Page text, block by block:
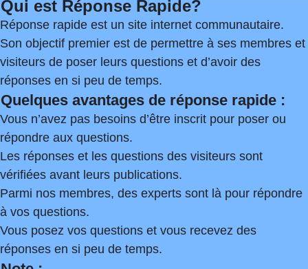
Qui est Réponse Rapide?
Réponse rapide est un site internet communautaire.
Son objectif premier est de permettre à ses membres et
visiteurs de poser leurs questions et d’avoir des
réponses en si peu de temps.
Quelques avantages de réponse rapide :
Vous n’avez pas besoins d’être inscrit pour poser ou
répondre aux questions.
Les réponses et les questions des visiteurs sont
vérifiées avant leurs publications.
Parmi nos membres, des experts sont là pour répondre
à vos questions.
Vous posez vos questions et vous recevez des
réponses en si peu de temps.